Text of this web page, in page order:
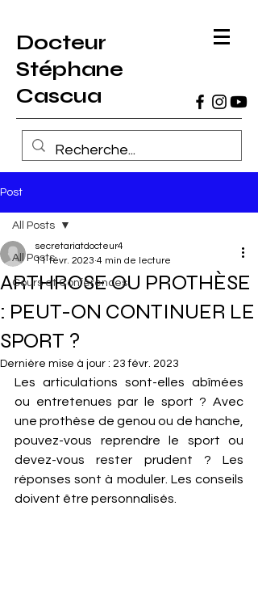
Docteur
Stéphane
Cascua
Post
All Posts
Cours et Conférences
All Posts
ARTHROSE OU PROTHÈSE
: PEUT-ON CONTINUER LE
SPORT ?
secretariatdocteur4
11 févr. 2023 4 min de lecture
Dernière mise à jour : 23 févr. 2023
Les articulations sont-elles abîmées
ou entretenues par le sport ? Avec
une prothèse de genou ou de hanche,
pouvez-vous reprendre le sport ou
devez-vous rester prudent ? Les
réponses sont à moduler. Les conseils
doivent être personnalisés.